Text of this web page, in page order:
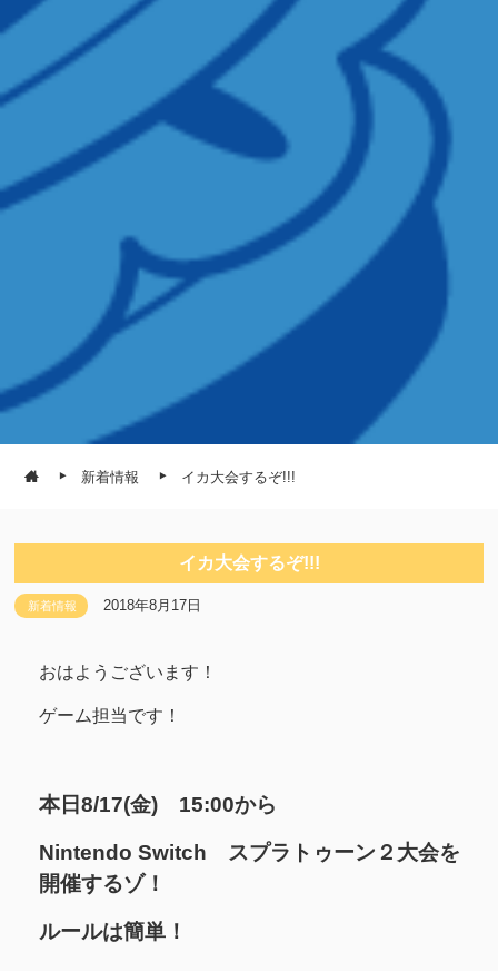
新着情報 イカ大会するぞ!!!
イカ大会するぞ!!!
新着情報 2018年8月17日
おはようございます！
ゲーム担当です！
本日8/17(金) 15:00から
Nintendo Switch スプラトゥーン２大会を
開催するゾ！
ルールは簡単！